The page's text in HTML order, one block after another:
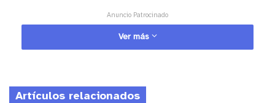
Anuncio Patrocinado
La investigación fue desarrollada por el Sistema
de Análisis Criminal, SAC Valparaíso, junto a la
trabajo incluyó interceptaciones telefónicas,
Ver más
Artículos relacionados